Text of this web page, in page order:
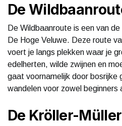
De
De Wildbaanroute is een van
De Hoge Veluwe. Deze route
voert je langs plekken waar je
edelherten, wilde zwijnen en
gaat voornamelijk door bosrijke
wandelen voor zowel beginners
De Kröller-